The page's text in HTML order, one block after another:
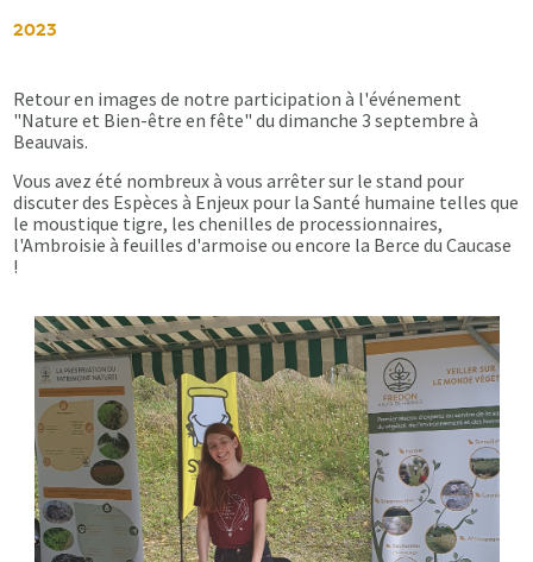
2023
Retour en images de notre participation à l'événement
"Nature et Bien-être en fête" du dimanche 3 septembre à
Beauvais.
Vous avez été nombreux à vous arrêter sur le stand pour
discuter des Espèces à Enjeux pour la Santé humaine telles que
le moustique tigre, les chenilles de processionnaires,
l'Ambroisie à feuilles d'armoise ou encore la Berce du Caucase
!